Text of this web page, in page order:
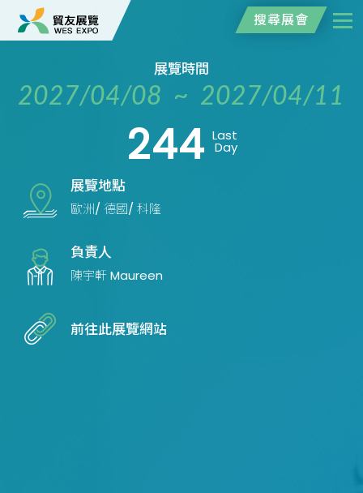
搜尋展會
展覽時間
2027/04/08 ~ 2027/04/11
244 Last
Day
展覽地點
歐洲/ 德國/ 科隆
負責人
陳宇軒 Maureen
前往此展覽網站